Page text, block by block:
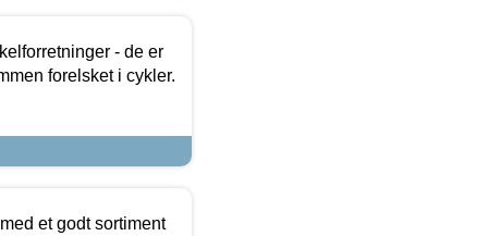
- de er
forelsket i cykler.
et godt sortiment